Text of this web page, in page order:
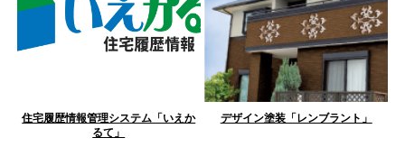
住宅履歴情報管理システム「いえか
るて」
デザイン塗装「レンブラント」